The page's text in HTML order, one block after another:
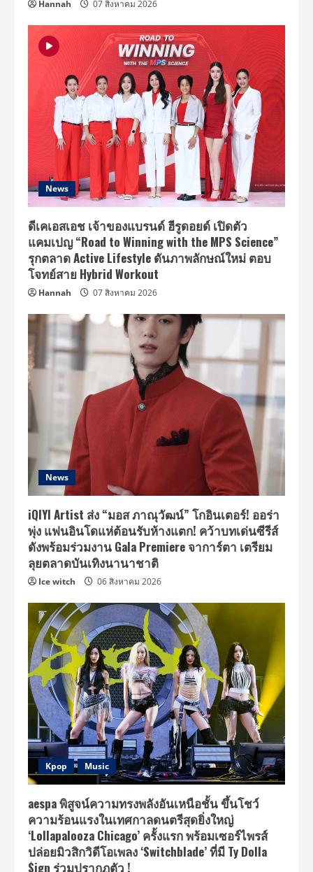
Hannah 07 สิงหาคม 2026
News
ดีเคเอสเอช เจ้าของแบรนด์ ฮีรูดอยด์ เปิดตัว
แคมเปญ “Road to Winning with the MPS Science”
รุกตลาด Active Lifestyle ดันภาพลักษณ์ใหม่ ตอบ
โจทย์สาย Hybrid Workout
Hannah 07 สิงหาคม 2026
News
iQIYI Artist ส่ง “มอส ภาณุวัฒน์” โกอินเตอร์! ออร่า
พุ่ง แฟนอินโดแห่ต้อนรับห้างแตก! คว้าบทเด่นซีรีส์
ดังพร้อมร่วมงาน Gala Premiere จาการ์ตา เตรียม
ลุยตลาดบันเทิงนานาชาติ
Ice witch 06 สิงหาคม 2026
Kpop Music
aespa พิสูจน์ความทรงพลังอันเหนือชั้น ขึ้นโชว์
ความร้อนแรงในเทศกาลดนตรีสุดยิ่งใหญ่
‘Lollapalooza Chicago’ ครั้งแรก พร้อมเซอร์ไพรส์
ปล่อยมิวสิกวิดีโอเพลง ‘Switchblade’ ที่มี Ty Dolla
$ign ร่วมปรากฏตัว !